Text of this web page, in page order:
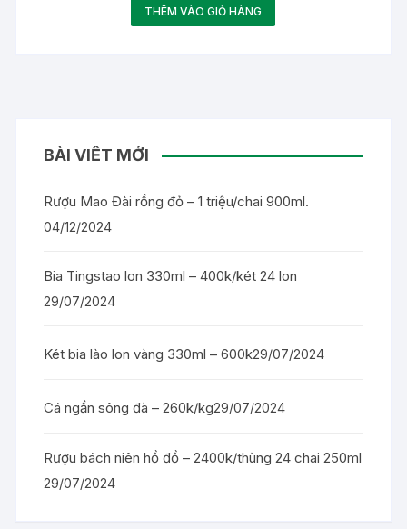
THÊM VÀO GIỎ HÀNG
BÀI VIẾT MỚI
Rượu Mao Đài rồng đỏ – 1 triệu/chai 900ml.
04/12/2024
Bia Tingstao lon 330ml – 400k/két 24 lon
29/07/2024
Két bia lào lon vàng 330ml – 600k29/07/2024
Cá ngần sông đà – 260k/kg29/07/2024
Rượu bách niên hồ đồ – 2400k/thùng 24 chai 250ml
29/07/2024